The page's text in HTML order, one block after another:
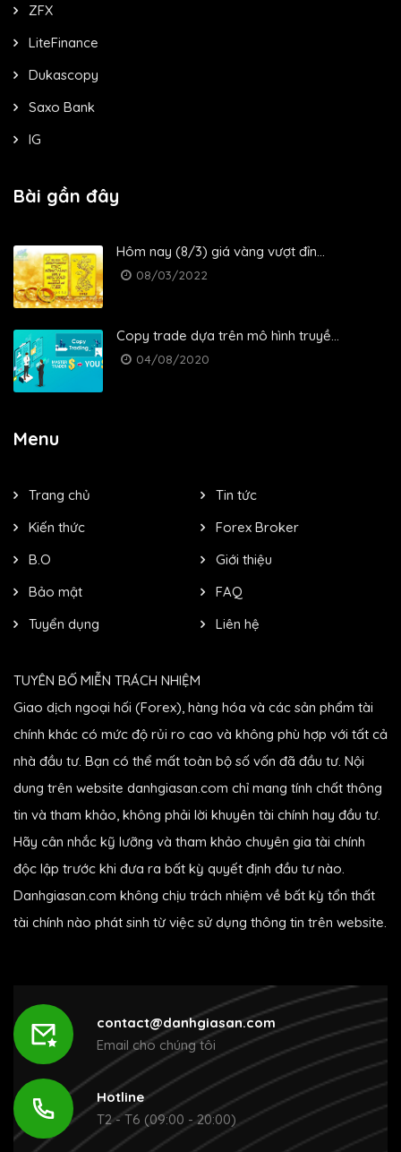
ZFX
LiteFinance
Dukascopy
Saxo Bank
IG
Bài gần đây
Hôm nay (8/3) giá vàng vượt đỉn...
08/03/2022
Copy trade dựa trên mô hình truyề...
04/08/2020
Menu
Trang chủ
Tin tức
Kiến thức
Forex Broker
B.O
Giới thiệu
Bảo mật
FAQ
Tuyển dụng
Liên hệ
TUYÊN BỐ MIỄN TRÁCH NHIỆM
Giao dịch ngoại hối (Forex), hàng hóa và các sản phẩm tài
chính khác có mức độ rủi ro cao và không phù hợp với tất cả
nhà đầu tư. Bạn có thể mất toàn bộ số vốn đã đầu tư. Nội
dung trên website danhgiasan.com chỉ mang tính chất thông
tin và tham khảo, không phải lời khuyên tài chính hay đầu tư.
Hãy cân nhắc kỹ lưỡng và tham khảo chuyên gia tài chính
độc lập trước khi đưa ra bất kỳ quyết định đầu tư nào.
Danhgiasan.com không chịu trách nhiệm về bất kỳ tổn thất
tài chính nào phát sinh từ việc sử dụng thông tin trên website.
contact@danhgiasan.com
Email cho chúng tôi
Hotline
T2 - T6 (09:00 - 20:00)